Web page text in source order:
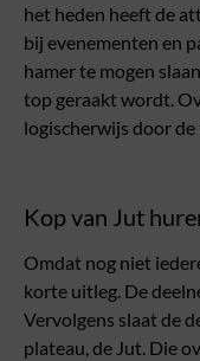
het heden heeft de
bij evenementen en
hamer te mogen
top geraakt wordt.
logischerwijs door de
Kop van Jut
Omdat nog niet
korte uitleg. De
Vervolgens slaat de
plateau, de Jut. Die